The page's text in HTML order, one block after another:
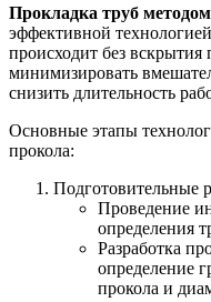
Прокладка труб
эффективной
происходит без вскрытия
минимизировать
снизить длительность
Основные этапы
прокола:
Подготовительные
Проведение
определения
Разработка
определение
прокола и